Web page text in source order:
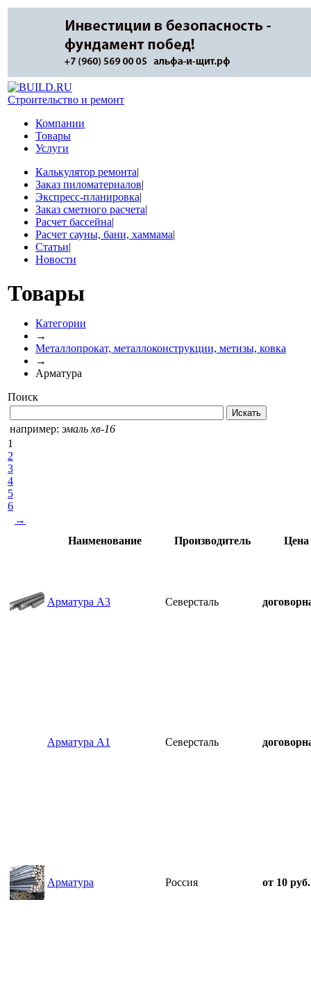
Строительство и ремонт
Компании
Товары
Услуги
Калькулятор ремонта|
Заказ пиломатериалов|
Экспресс-планировка|
Заказ сметного расчета|
Расчет бассейна|
Расчет сауны, бани, хаммама|
Статьи|
Новости
Товары
Категории
→
Металлопрокат, металлоконструкции, метизы, ковка
→
Арматура
Поиск
например: эмаль хв-16
1
2
3
4
5
6
→
Наименование
Производитель Цена
Арматура А3 Северсталь
Арматура А1 Северсталь
Арматура Россия от 10 руб.